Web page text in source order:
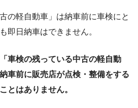
の軽自動車」は納車前に車検にと
即日納車はできません。
車検の残っている中古の軽自動
車前に販売店が点検・整備をする
とはありません。